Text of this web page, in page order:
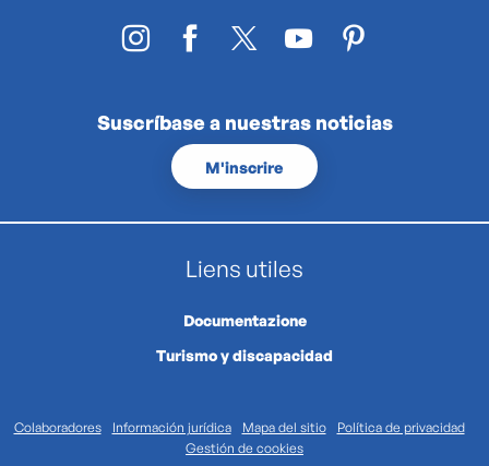
Suscríbase a nuestras noticias
M'inscrire
Liens utiles
Documentazione
Turismo y discapacidad
Colaboradores Información jurídica Mapa del sitio
Política de privacidad
Gestión de cookies